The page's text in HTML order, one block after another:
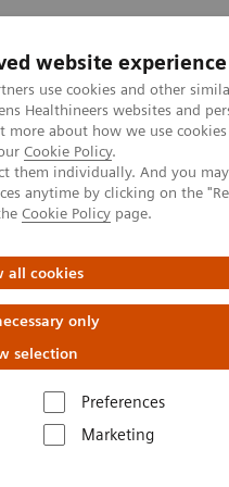
website experience
use cookies and other
Healthineers websites and
more about how we use
Cookie Policy.
them individually. And you
anytime by clicking on the
Cookie Policy page.
all cookies
only
selection
Preferences
Marketing
nas Edukacja i
i nasze realizacje